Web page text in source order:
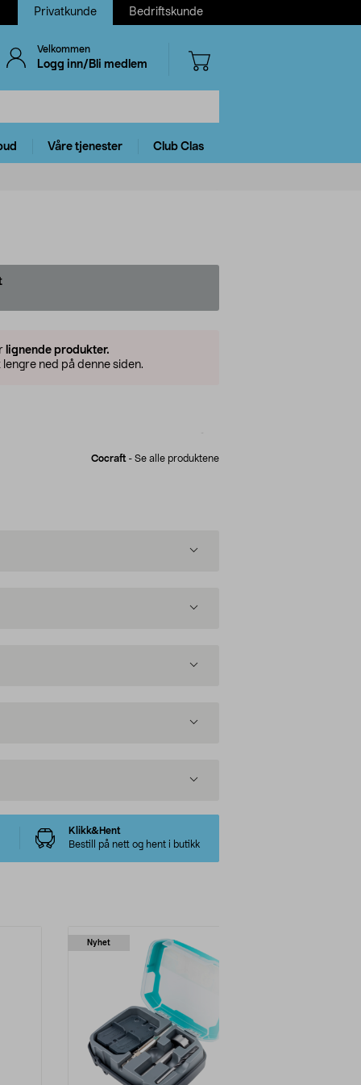
Privatkunde Bedriftskunde
Velkommen
Logg inn/Bli medlem
Våre tjenester Club Clas
lignende produkter.
ned på denne siden.
Cocraft - Se alle produktene
Klikk&Hent
Bestill på nett og hent i butikk
Nyhet